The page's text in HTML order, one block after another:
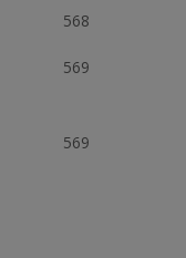
568
569
569